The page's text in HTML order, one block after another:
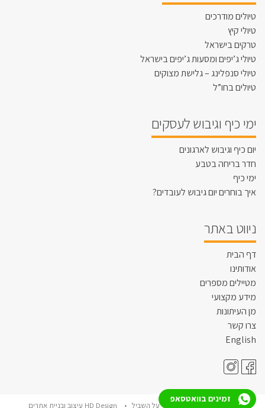
טיולים מודרכים
טיולי קיץ
טרקים בישראל
טיולי ג’יפים ומסעות ג’יפים בישראל
טיולי סנפלינג – גלישת מצוקים
טיולים בחו”ל
ימי כיף וגיבוש לעסקים
יום כיף וגיבוש לארגונים
חדר בריחה בטבע
ימי כיף
איך בוחרים יום גיבוש לעובדים?
ניווט באתר
דף הבית
אודותינו
מטיילים מספרים
מידע מקצועי
מן העיתונות
צרו קשר
English
© כל הזכויות שמורות • על השביל •
זמינים בוואטסאפ